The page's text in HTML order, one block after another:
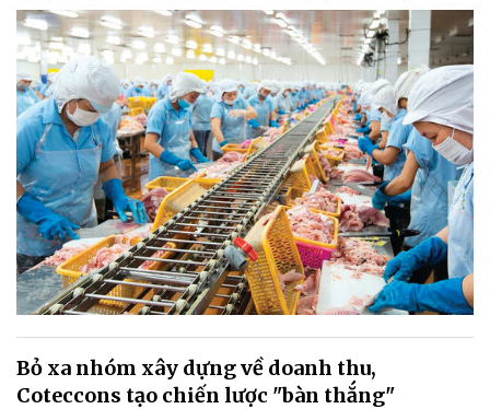
Bỏ xa nhóm xây dựng về doanh thu,
Coteccons tạo chiến lược "bàn thắng"